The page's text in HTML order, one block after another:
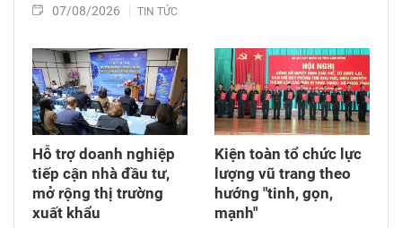
07/08/2026 TIN TỨC
Hỗ trợ doanh nghiệp
tiếp cận nhà đầu tư,
mở rộng thị trường
xuất khẩu
Kiện toàn tổ chức lực
lượng vũ trang theo
hướng "tinh, gọn,
mạnh"